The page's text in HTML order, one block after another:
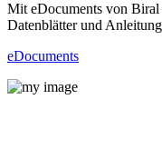
Mit eDocuments von
Datenblätter und
eDocuments